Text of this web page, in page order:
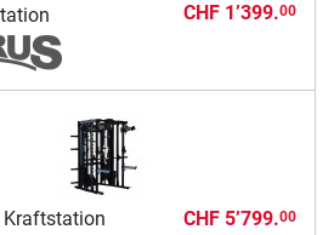
CHF 1’399.00
Kraftstation
CHF 5’799.00